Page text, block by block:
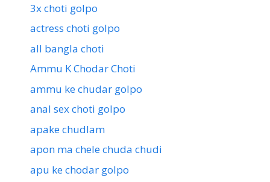
3x choti golpo
actress choti golpo
all bangla choti
Ammu K Chodar Choti
ammu ke chudar golpo
anal sex choti golpo
apake chudlam
apon ma chele chuda chudi
apu ke chodar golpo